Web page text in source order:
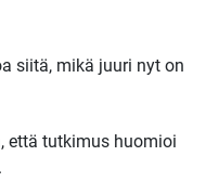
siitä, mikä juuri nyt on
että tutkimus huomioi